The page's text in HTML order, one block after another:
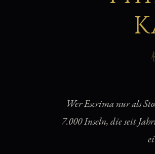
Wer Escrima nur als
7.000 Inseln, die seit